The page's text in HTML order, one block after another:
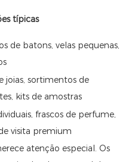
típicas
de batons, velas pequenas,
joias, sortimentos de
kits de amostras
frascos de perfume,
visita premium
atenção especial. Os